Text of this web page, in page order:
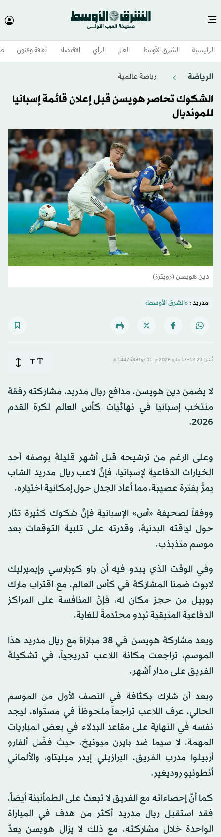
الرئيسية الشرق الأوسط​ العالم الرأي الاقتصاد ثقافة وفنون
الرياضة رياضة عالمية
الشكوك تحاصر هويسن قبل إعلان قائمة إسبانيا
للمونديال
دين هويسن (رويترز)
مدريد :«الشرق الأوسط»
نُشر: 12:23-17 مايو 2026 م ـ 01 ذو الحِجّة 1447 هـ T
T
لا يضمن دين هويسن، مدافع ريال مدريد، مشارَكته رفقة
منتخب إسبانيا في نهائيات كأس العالم لكرة القدم
2026.
وعلى الرغم من ترشيحه قبل أشهر قليلة بوصفه أحد
الخيارات الدفاعية لإسبانيا، فإنَّ لاعب ريال مدريد الشاب
يمرُّ بفترة عصيبة، مما أعاد الجدل حول إمكانية اختياره.
ووفقاً لصحيفة «أس» الإسبانية فإنَّ شكوك كثيرة تثار
حول لياقته البدنية، وقدرته على تلبية التوقعات بعد
موسم متذبذب.
وفي الوقت الذي يبدو فيه أن باو كوبارسي وإيميرليك
لابوت ضمنا المشارَكة في كأس العالم، مع اقتراب مارك
بوبيل من حجز مكان له، فإنَّ المنافسة على المراكز
الدفاعية المتبقية تبدو محتدمةً للغاية.
وبعد مشاركة هويسن في 38 مباراة مع ريال مدريد هذا
الموسم، تراجعت مكانة اللاعب تدريجياً، في تشكيلة
الفريق على مدار أشهر.
وبعد أن شارك بكثافة في النصف الأول من الموسم
الحالي، عرف اللاعب تراجعاً ملحوظاً في مستواه، ليجد
نفسه في النهاية على مقاعد البدلاء في بعض المباريات
المهمة، لا سيما ضد بايرن ميونيخ، حيث فضَّل ألفارو
أربيلوا مدرب الفريق، البرازيلي إيدر ميليتاو، والألماني
أنطونيو روديغير.
كما أنَّ إحصاءاته مع الفريق لا تبعث على الطمأنينة أيضاً،
فقد استقبل ريال مدريد أكثر من هدف في المباراة
الواحدة خلال مشاركته، مع ذلك لا يزال هويسن يعدّ